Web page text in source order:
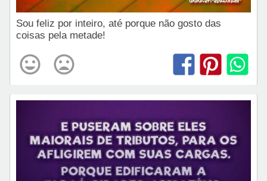
Sou feliz por inteiro, até porque não gosto das
coisas pela metade!